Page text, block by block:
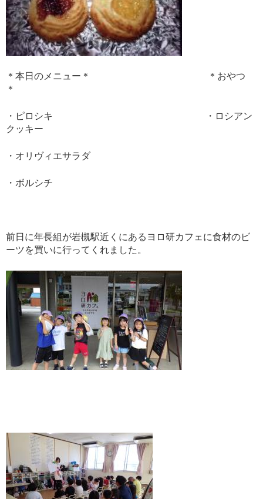
＊本日のメニュー＊
＊おやつ
＊
・ピロシキ
・ロシアン
クッキー
・オリヴィエサラダ
・ボルシチ
前日に年長組が岩槻駅近くにあるヨロ研カフェに食材のビ
ーツを買いに行ってくれました。